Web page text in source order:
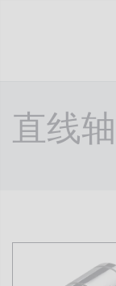
直线